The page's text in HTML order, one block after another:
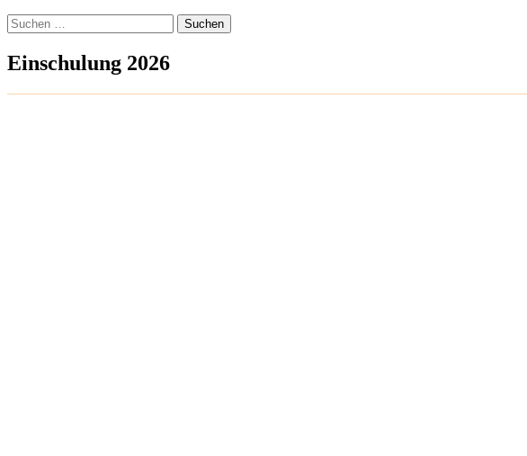
Suchen
nach:
Einschulung 2026